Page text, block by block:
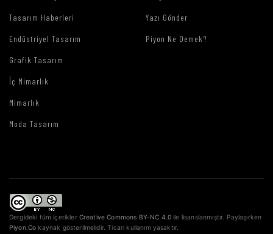
Tasarım Haberleri
Endüstriyel Tasarım
Grafik Tasarım
İç Mimarlık
Mimarlık
Moda Tasarım
Yazı Gönder
Piyon Ne Demek?
Dergideki tüm içerikler Creative Commons BY-NC 4.0 ile lisanslanmıştır. Paylaşırken
Piyon.Co kaynak gösterilmelidir. Ticari kullanım yasaktır.